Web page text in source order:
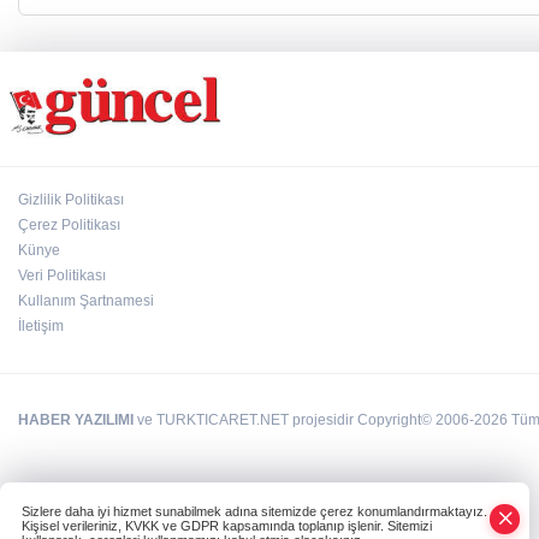
Gizlilik Politikası
Çerez Politikası
Künye
Veri Politikası
Kullanım Şartnamesi
İletişim
HABER YAZILIMI ve TURKTICARET.NET projesidir Copyright© 2006-2026 Tüm
Sizlere daha iyi hizmet sunabilmek adına sitemizde çerez konumlandırmaktayız.
Kişisel verileriniz, KVKK ve GDPR kapsamında toplanıp işlenir. Sitemizi